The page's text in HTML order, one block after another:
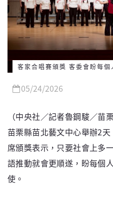
客家合唱賽頒獎 客委會盼每個
05/24/2026
（中央社／記者魯鋼駿／
苗栗縣苗北藝文中心舉辦2
席頒獎表示，只要社會上多
語推動就會更順遂，盼每個
使。